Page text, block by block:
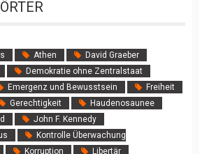
Athen
David Graeber
Demokratie ohne Zentralstaat
Emergenz und Bewusstsein
Freiheit
Gerechtigkeit
Haudenosaunee
John F. Kennedy
Kontrolle Überwachung
Korruption
Libertär